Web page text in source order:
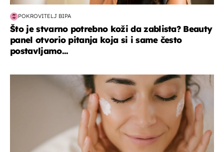
POKROVITELJ BIPA
Što je stvarno potrebno koži da zablista? Beauty
panel otvorio pitanja koja si i same često
postavljamo...
moda & ljepota